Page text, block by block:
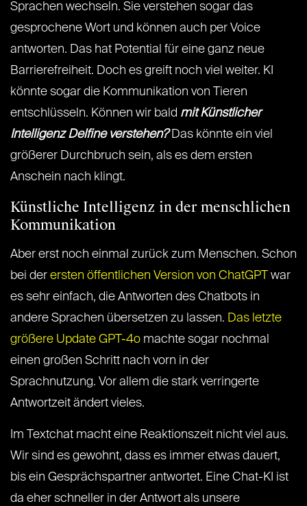
Sprachen wechseln. Sie verstehen sogar das
gesprochene Wort und können auch per Voice
antworten. Das hat Potential für eine ganz neue
Barrierefreiheit. Doch es greift noch viel weiter. KI
könnte sogar die Kommunikation von Tieren
entschlüsseln. Können wir bald mit Künstlicher
Intelligenz Delfine verstehen?Das könnte ein viel
größerer Durchbruch sein, als es dem ersten
Anschein nach klingt.
Künstliche Intelligenz in der menschlichen
Kommunikation
Aber erst noch einmal zurück zum Menschen. Schon
bei der ersten öffentlichen Version von ChatGPT
war
es sehr einfach, die Antworten des Chatbots in
andere Sprachen übersetzen zu lassen. Das letzte
größere Update GPT-4o machte sogar nochmal
einen großen Schritt nach vorn in der
Sprachnutzung. Vor allem die stark verringerte
Antwortzeit ändert vieles.
Im Textchat macht eine Reaktionszeit nicht viel aus.
Wir sind es gewohnt, dass es immer etwas dauert,
bis ein Gesprächspartner antwortet. Eine Chat-KI ist
da eher schneller in der Antwort als unsere